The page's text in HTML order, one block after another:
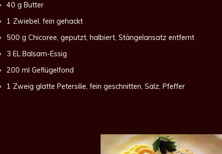
40 g Butter
1 Zwiebel, fein gehackt
500 g Chicoree, geputzt, halbiert, Stängelansatz entfernt
3 EL Balsam-Essig
200 ml Geflügelfond
1 Zweig glatte Petersilie, fein geschnitten, Salz, Pfeffer